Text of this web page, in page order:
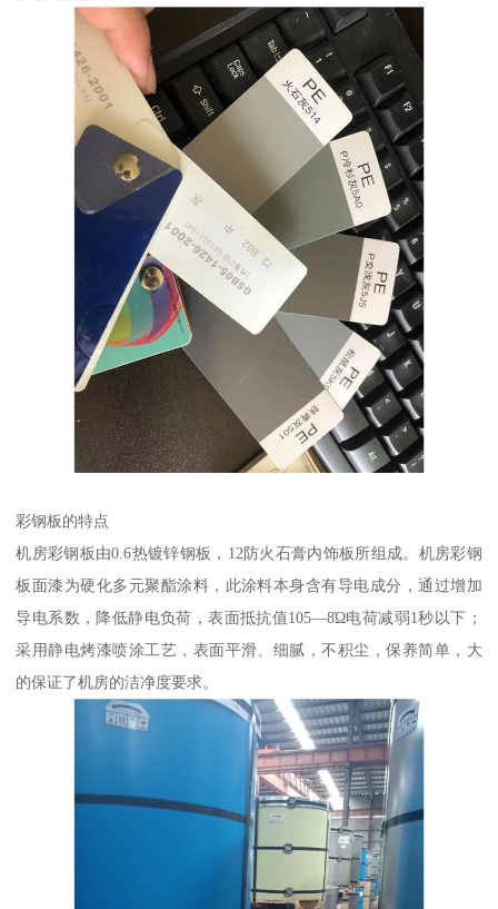
彩钢板的特点
机房彩钢板由0.6热镀锌钢板，12防火石膏内饰板所组成。机房彩钢
板面漆为硬化多元聚酯涂料，此涂料本身含有导电成分，通过增加
导电系数，降低静电负荷，表面抵抗值105—8Ώ电荷减弱1秒以下；
采用静电烤漆喷涂工艺，表面平滑、细腻，不积尘，保养简单，大
的保证了机房的洁净度要求。